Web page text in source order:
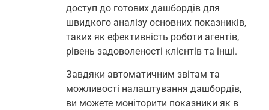
доступ до готових дашбордів для
швидкого аналізу основних показників,
таких як ефективність роботи агентів,
рівень задоволеності клієнтів та інші.
Завдяки автоматичним звітам та
можливості налаштування дашбордів,
ви можете моніторити показники як в